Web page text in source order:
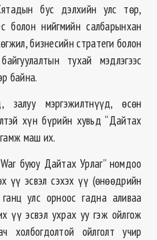
бус дэлхийн улс төр,
болон нийгмийн салбарынхан
бизнесийн стратеги болон
тухай мэдлэгээс
байна.
залуу мэргэжилтнүүд, өсөн
хүн бүрийн хувьд “Дайтах
маш их.
буюу Дайтах Урлаг” номдоо
үү эсвэл сэхэх үү (өнөөдрийн
улс орноос гадна аливаа
үү эсвэл ухрах уу гэж ойлгож
холбогдолтой ойлголт учир